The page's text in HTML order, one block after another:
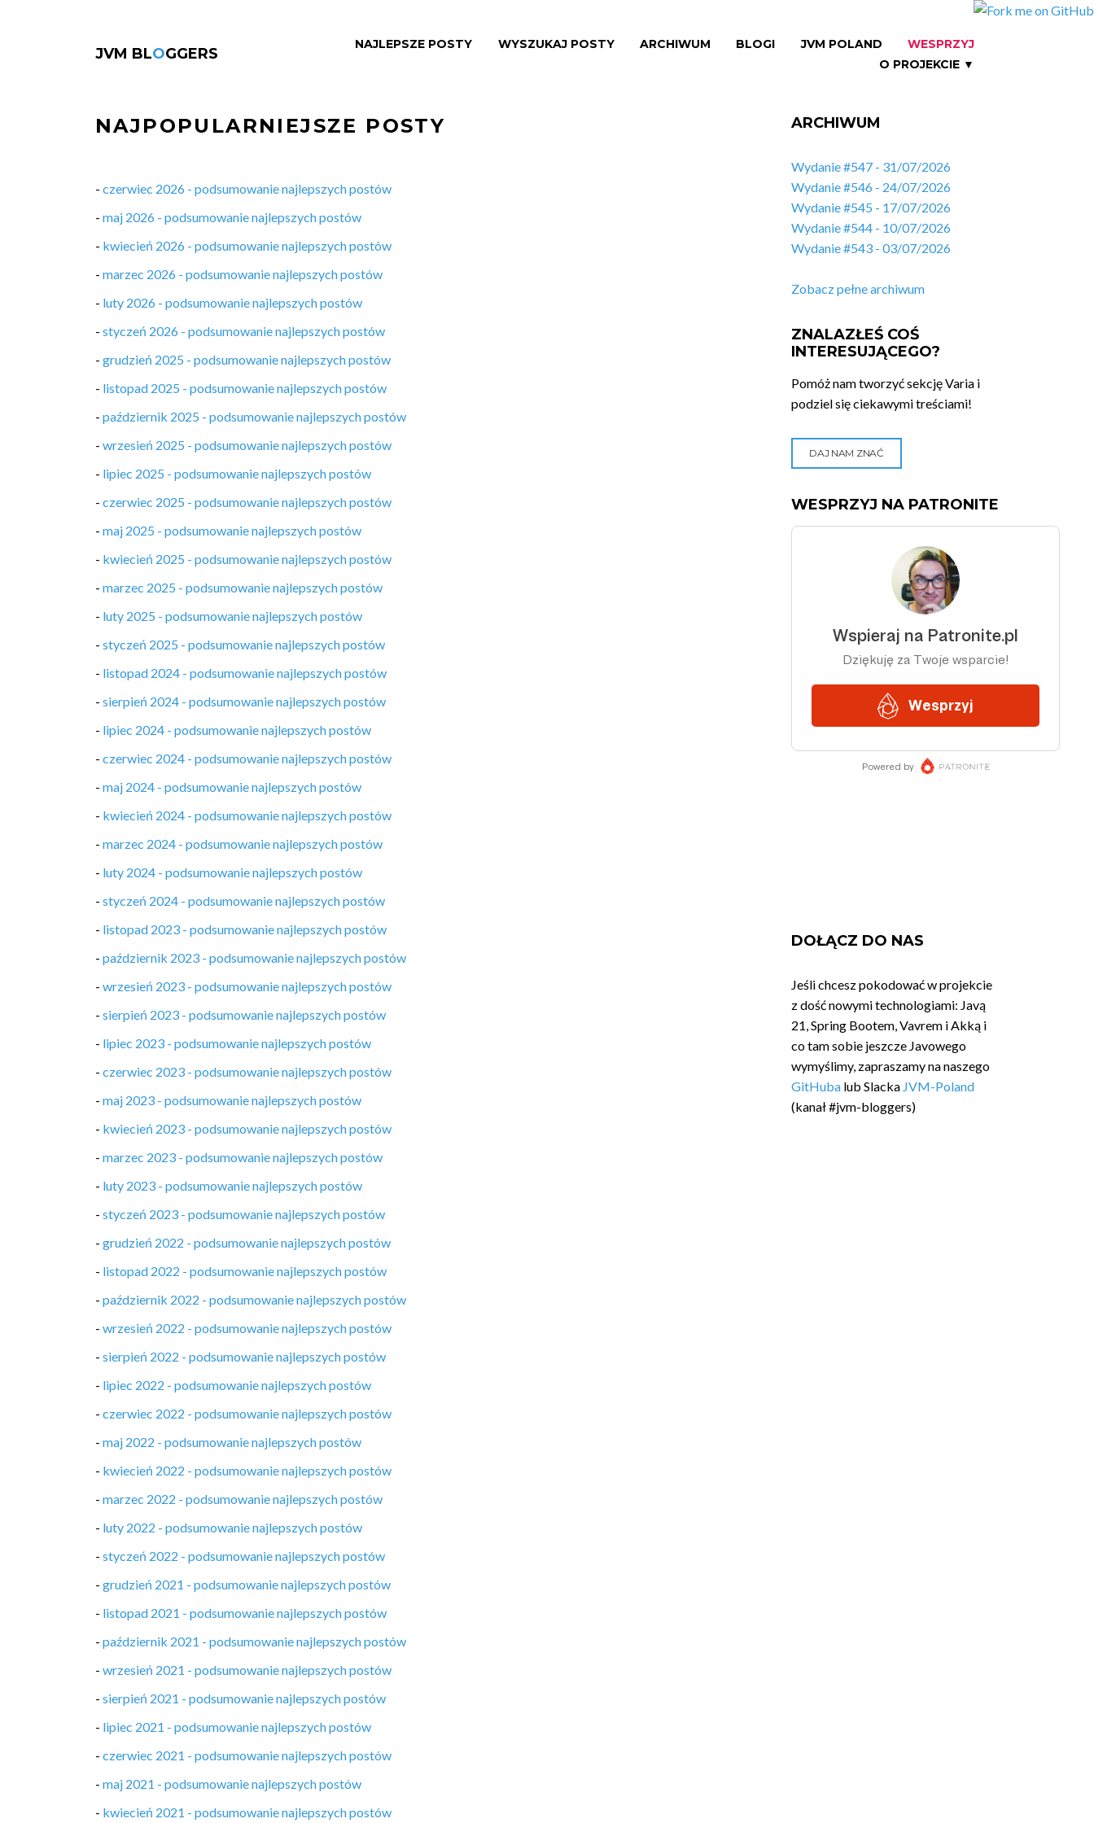
JVM BLOGGERS
NAJLEPSZE POSTY WYSZUKAJ POSTY ARCHIWUM BLOGI JVM POLAND
WESPRZYJ
O PROJEKCIE ▼
NAJPOPULARNIEJSZE POSTY
- czerwiec 2026 - podsumowanie najlepszych postów
- maj 2026 - podsumowanie najlepszych postów
- kwiecień 2026 - podsumowanie najlepszych postów
- marzec 2026 - podsumowanie najlepszych postów
- luty 2026 - podsumowanie najlepszych postów
- styczeń 2026 - podsumowanie najlepszych postów
- grudzień 2025 - podsumowanie najlepszych postów
- listopad 2025 - podsumowanie najlepszych postów
- październik 2025 - podsumowanie najlepszych postów
- wrzesień 2025 - podsumowanie najlepszych postów
- lipiec 2025 - podsumowanie najlepszych postów
- czerwiec 2025 - podsumowanie najlepszych postów
- maj 2025 - podsumowanie najlepszych postów
- kwiecień 2025 - podsumowanie najlepszych postów
- marzec 2025 - podsumowanie najlepszych postów
- luty 2025 - podsumowanie najlepszych postów
- styczeń 2025 - podsumowanie najlepszych postów
- listopad 2024 - podsumowanie najlepszych postów
- sierpień 2024 - podsumowanie najlepszych postów
- lipiec 2024 - podsumowanie najlepszych postów
- czerwiec 2024 - podsumowanie najlepszych postów
- maj 2024 - podsumowanie najlepszych postów
- kwiecień 2024 - podsumowanie najlepszych postów
- marzec 2024 - podsumowanie najlepszych postów
- luty 2024 - podsumowanie najlepszych postów
- styczeń 2024 - podsumowanie najlepszych postów
- listopad 2023 - podsumowanie najlepszych postów
- październik 2023 - podsumowanie najlepszych postów
- wrzesień 2023 - podsumowanie najlepszych postów
- sierpień 2023 - podsumowanie najlepszych postów
- lipiec 2023 - podsumowanie najlepszych postów
- czerwiec 2023 - podsumowanie najlepszych postów
- maj 2023 - podsumowanie najlepszych postów
- kwiecień 2023 - podsumowanie najlepszych postów
- marzec 2023 - podsumowanie najlepszych postów
- luty 2023 - podsumowanie najlepszych postów
- styczeń 2023 - podsumowanie najlepszych postów
- grudzień 2022 - podsumowanie najlepszych postów
- listopad 2022 - podsumowanie najlepszych postów
- październik 2022 - podsumowanie najlepszych postów
- wrzesień 2022 - podsumowanie najlepszych postów
- sierpień 2022 - podsumowanie najlepszych postów
- lipiec 2022 - podsumowanie najlepszych postów
- czerwiec 2022 - podsumowanie najlepszych postów
- maj 2022 - podsumowanie najlepszych postów
- kwiecień 2022 - podsumowanie najlepszych postów
- marzec 2022 - podsumowanie najlepszych postów
- luty 2022 - podsumowanie najlepszych postów
- styczeń 2022 - podsumowanie najlepszych postów
- grudzień 2021 - podsumowanie najlepszych postów
- listopad 2021 - podsumowanie najlepszych postów
- październik 2021 - podsumowanie najlepszych postów
- wrzesień 2021 - podsumowanie najlepszych postów
- sierpień 2021 - podsumowanie najlepszych postów
- lipiec 2021 - podsumowanie najlepszych postów
- czerwiec 2021 - podsumowanie najlepszych postów
- maj 2021 - podsumowanie najlepszych postów
- kwiecień 2021 - podsumowanie najlepszych postów
ARCHIWUM
Wydanie #547 - 31/07/2026
Wydanie #546 - 24/07/2026
Wydanie #545 - 17/07/2026
Wydanie #544 - 10/07/2026
Wydanie #543 - 03/07/2026
Zobacz pełne archiwum
ZNALAZŁEŚ COŚ
INTERESUJĄCEGO?
Pomóż nam tworzyć sekcję Varia i
podziel się ciekawymi treściami!
DAJ NAM ZNAĆ
WESPRZYJ NA PATRONITE
DOŁĄCZ DO NAS
Jeśli chcesz pokodować w projekcie
z dość nowymi technologiami: Javą
21, Spring Bootem, Vavrem i Akką i
co tam sobie jeszcze Javowego
wymyślimy, zapraszamy na naszego
GitHuba lub Slacka JVM-Poland
(kanał #jvm-bloggers)